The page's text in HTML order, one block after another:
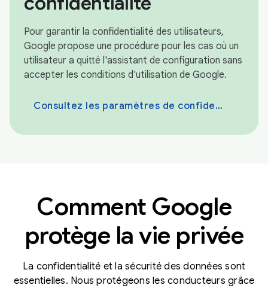
Pour garantir la confidentialité des utilisateurs,
Google propose une procédure pour les cas où un
utilisateur a quitté l'assistant de configuration sans
accepter les conditions d'utilisation de Google.
Consultez les paramètres de confidentialité
Comment Google
protège la vie privée
La confidentialité et la sécurité des données sont
essentielles. Nous protégeons les conducteurs grâce